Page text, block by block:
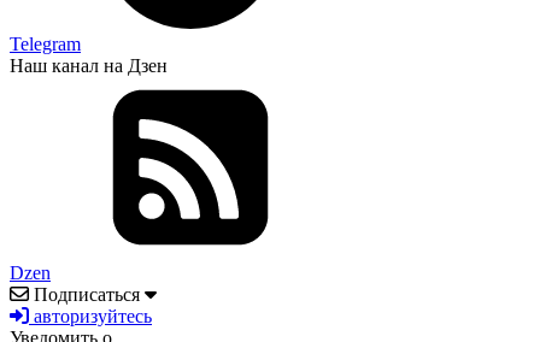
Telegram
Наш канал на Дзен
Dzen
Подписаться
авторизуйтесь
Уведомить о